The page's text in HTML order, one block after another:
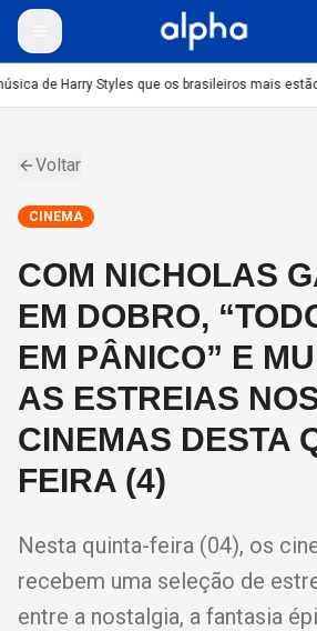
de Harry Styles que os brasileiros mais
Voltar
CINEMA
COM NICHOLAS
EM DOBRO,
EM PÂNICO” E
AS ESTREIAS
CINEMAS DESTA
FEIRA (4)
Nesta quinta-feira (04), os
recebem uma seleção de
entre a nostalgia, a fantasia